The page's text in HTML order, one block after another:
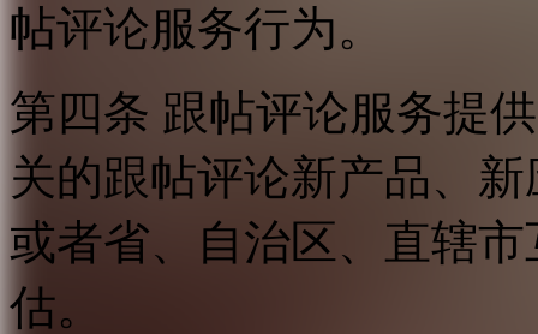
帖评论服务行为。
第四条 跟帖评论服务提
关的跟帖评论新产品、
或者省、自治区、直辖
估。